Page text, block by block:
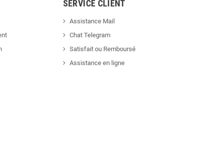
SERVICE CLIENT
Assistance Mail
Chat Telegram
Satisfait ou Remboursé
Assistance en ligne